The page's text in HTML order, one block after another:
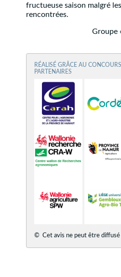
fructueuse saison malgré
rencontrées.
Groupe
RÉALISÉ GRÂCE AU
PARTENAIRES
© Cet avis ne peut être diffusé